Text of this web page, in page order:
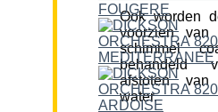
Ook worden
voorzien
schimmel
behandeld
afstoten
water.